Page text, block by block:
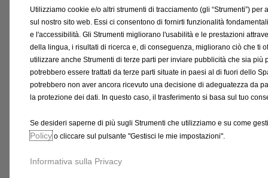
Codice 1628951480
Serie Di 2 Tendine Parasole -
Vetri Delle Porte Posteriori
Scorrevoli
79,37 €
Codice
Serie Di
Per
79,37 €
Utilizziamo cookie e/o altri strumenti di tracciamento (gli “Strumenti”)
sul nostro sito web. Essi ci consentono di fornirti funzionalità
e l'accessibilità. Gli Strumenti migliorano l'usabilità e le prestazioni
della lingua, i risultati di ricerca e, di conseguenza, migliorano ciò che ti
utilizzare anche Strumenti di terze parti per inviare pubblicità che sia più
potrebbero essere trattati da terze parti situate in paesi al di fuori dello
potrebbero non aver ancora ricevuto una decisione di adeguatezza da
la protezione dei dati. In questo caso, il trasferimento si basa sul tuo
Se desideri saperne di più sugli Strumenti che utilizziamo e su come
Policyo cliccare sul pulsante "Gestisci le mie impostazioni".
Informativa sulla Privacy